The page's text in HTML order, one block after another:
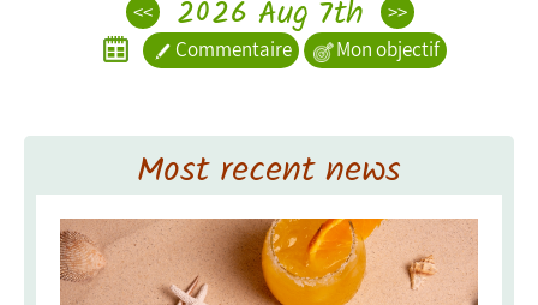
<< 2026 Aug 7th
>>
Commentaire
Mon objectif
Most recent news